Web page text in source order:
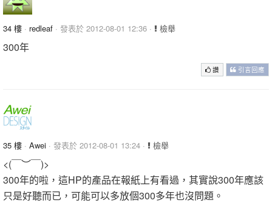
34 樓 · redleaf · 發表於 2012-08-01 12:36 · 檢舉
300年
讚 引言回應
35 樓 · Awei · 發表於 2012-08-01 13:24 · 檢舉
<(￣︶￣)>
300年的啦，這HP的產品在報紙上有看過，其實說300年應該
只是好聽而已，可能可以多放個300多年也沒問題。